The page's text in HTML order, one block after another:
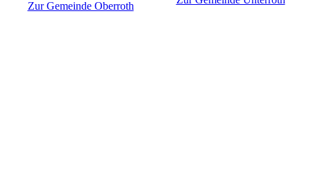
Zur Gemeinde Oberroth